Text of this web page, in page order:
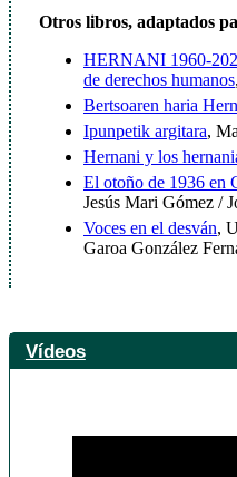
Otros libros, adaptados
HERNANI 1960-
de derechos humanos
Bertsoaren haria
Ipunpetik argitara,
Hernani y los
El otoño de 1936 en
Jesús Mari Gómez /
Voces en el desván,
Garoa González
Vídeos